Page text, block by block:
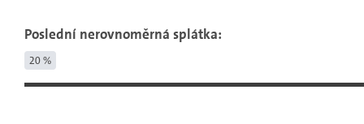
Poslední nerovnoměrná splátka:
20 %